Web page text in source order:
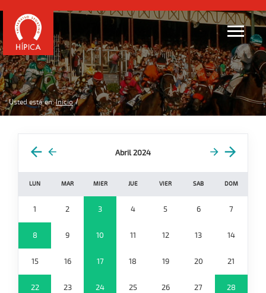
Usted está en: Inicio
Abril 2024
LUN MAR MIER JUE VIER SAB DOM
1 2 3 4 5 6 7
8 9 10 11 12 13 14
15 16 17 18 19 20 21
22 23 24 25 26 27 28